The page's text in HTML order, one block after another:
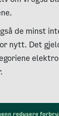
de minst
nytt. Det